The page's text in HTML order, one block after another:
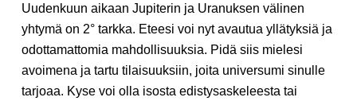
Uudenkuun aikaan Jupiterin ja Uranuksen välinen
yhtymä on 2° tarkka. Eteesi voi nyt avautua yllätyksiä ja
odottamattomia mahdollisuuksia. Pidä siis mielesi
avoimena ja tartu tilaisuuksiin, joita universumi sinulle
tarjoaa. Kyse voi olla isosta edistysaskeleesta tai